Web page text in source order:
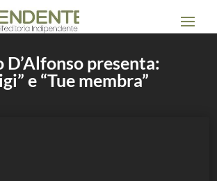
D’Alfonso presenta:
e “Tue membra”